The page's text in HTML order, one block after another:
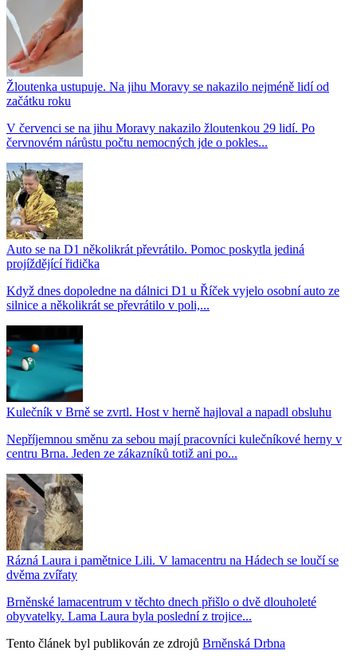
Žloutenka ustupuje. Na jihu Moravy se nakazilo nejméně lidí od
začátku roku
V červenci se na jihu Moravy nakazilo žloutenkou 29 lidí. Po
červnovém nárůstu počtu nemocných jde o pokles...
Auto se na D1 několikrát převrátilo. Pomoc poskytla jediná
projíždějící řidička
Když dnes dopoledne na dálnici D1 u Říček vyjelo osobní auto ze
silnice a několikrát se převrátilo v poli,...
Kulečník v Brně se zvrtl. Host v herně hajloval a napadl obsluhu
Nepříjemnou směnu za sebou mají pracovníci kulečníkové herny v
centru Brna. Jeden ze zákazníků totiž ani po...
Rázná Laura i pamětnice Lili. V lamacentru na Hádech se loučí se
dvěma zvířaty
Brněnské lamacentrum v těchto dnech přišlo o dvě dlouholeté
obyvatelky. Lama Laura byla poslední z trojice...
Tento článek byl publikován ze zdrojů Brněnská Drbna